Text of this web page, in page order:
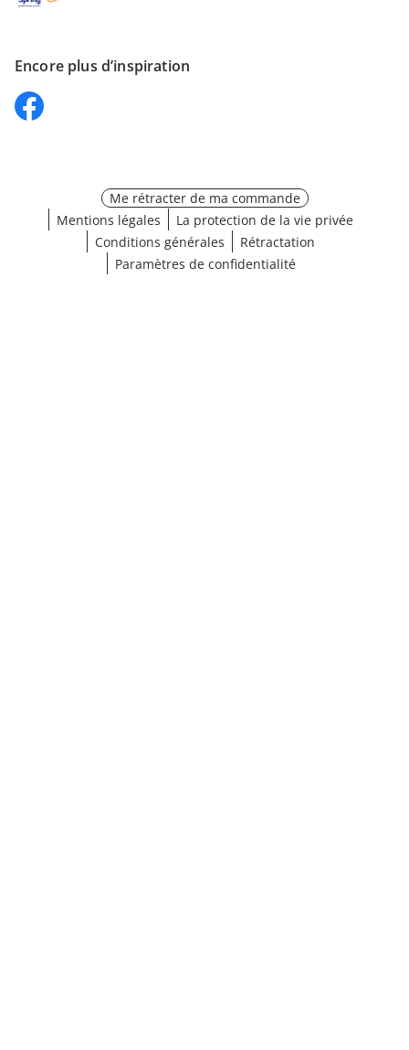
Encore plus d’inspiration
Me rétracter de ma commande
Mentions légales
La protection de la vie privée
Conditions générales
Rétractation
Paramètres de confidentialité